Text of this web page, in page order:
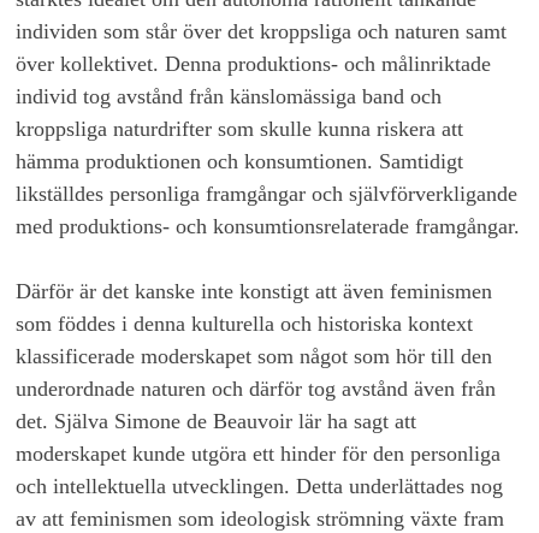
individen som står över det kroppsliga och naturen samt
över kollektivet. Denna produktions- och målinriktade
individ tog avstånd från känslomässiga band och
kroppsliga naturdrifter som skulle kunna riskera att
hämma produktionen och konsumtionen. Samtidigt
likställdes personliga framgångar och självförverkligande
med produktions- och konsumtionsrelaterade framgångar.
Därför är det kanske inte konstigt att även feminismen
som föddes i denna kulturella och historiska kontext
klassificerade moderskapet som något som hör till den
underordnade naturen och därför tog avstånd även från
det. Själva Simone de Beauvoir lär ha sagt att
moderskapet kunde utgöra ett hinder för den personliga
och intellektuella utvecklingen. Detta underlättades nog
av att feminismen som ideologisk strömning växte fram